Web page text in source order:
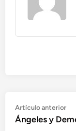
Navegación
de
Artículo anterior
Ángeles y